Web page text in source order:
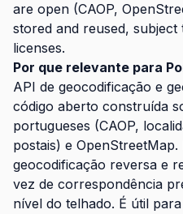
are open (CAOP,
stored and reused,
licenses.
Por que relevante para
API de geocodificação e
código aberto construída
portugueses (CAOP,
postais) e
geocodificação reversa e
vez de correspondência
nível do telhado. É útil